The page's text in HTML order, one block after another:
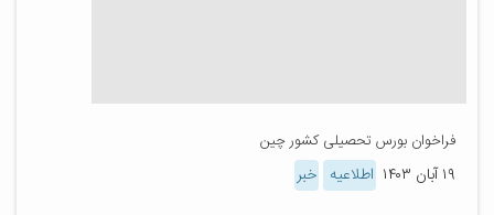
فراخوان بورس تحصیلی کشور چین
۱۹ آبان ۱۴۰۳ اطلاعیه خبر